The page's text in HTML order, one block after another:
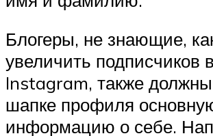
Блогеры, не знающие,
увеличить подписчиков в
Instagram, также должны
шапке профиля
информацию о себе.